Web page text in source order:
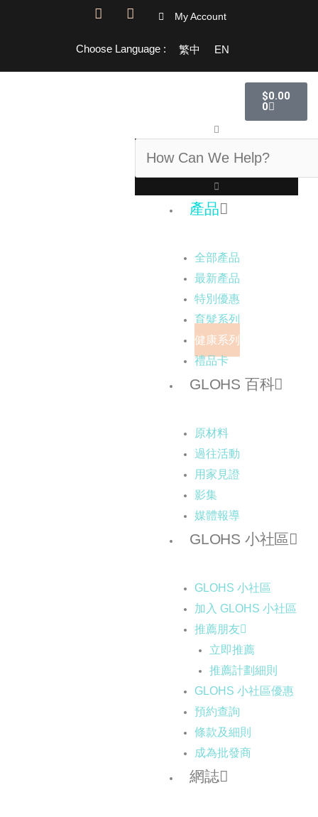
F
e
I
t
My Account
Choose Language : 繁中 EN
$0.00
0
購
物
籃
產品
全部產品
最新產品
特別優惠
育髮系列
健康系列
禮品卡
GLOHS 百科
原材料
過往活動
用家見證
影集
媒體報導
GLOHS 小社區
GLOHS 小社區
加入 GLOHS 小社區
推薦朋友
立即推薦
推薦計劃細則
GLOHS 小社區優惠
預約查詢
條款及細則
成為批發商
網誌